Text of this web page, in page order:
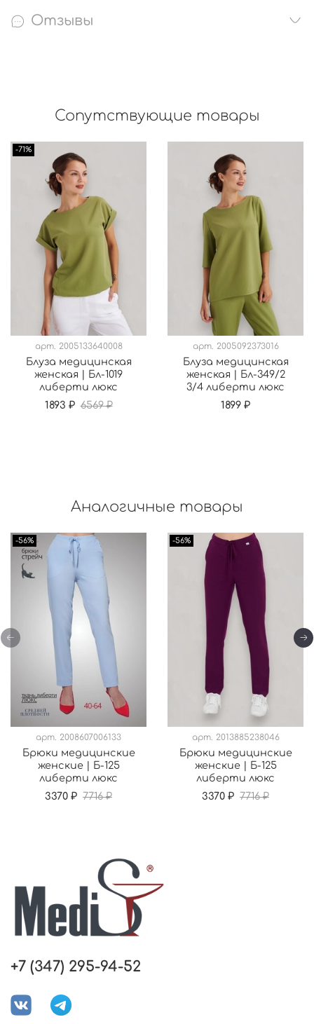
Отзывы
Сопутствующие товары
-71%
арт. 2005133640008
Блуза медицинская
женская | Бл-1019
либерти люкс
1893 ₽ 6569 ₽
арт. 2005092373016
Блуза медицинская
женская | Бл-349/2
3/4 либерти люкс
1899 ₽
Аналогичные товары
-56%
арт. 2008607006133
Брюки медицинские
женские | Б-125
либерти люкс
3370 ₽ 7716 ₽
-56%
арт. 2013885238046
Брюки медицинские
женские | Б-125
либерти люкс
3370 ₽ 7716 ₽
+7 (347) 295-94-52